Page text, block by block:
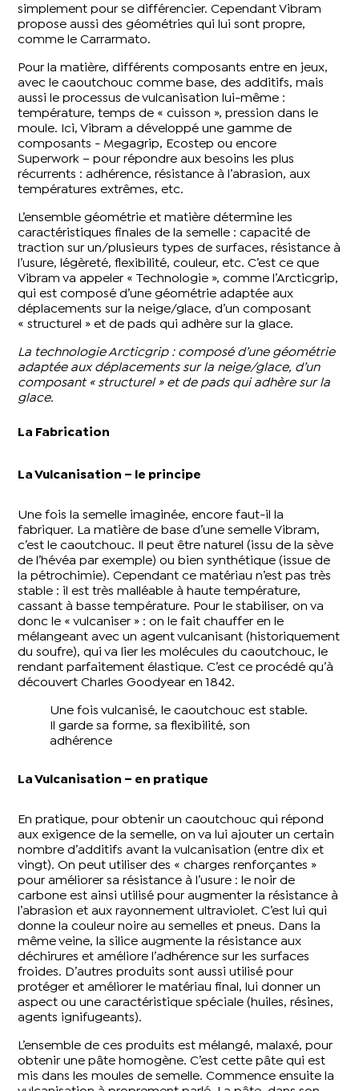
simplement pour se différencier. Cependant Vibram
propose aussi des géométries qui lui sont propre,
comme le Carrarmato.
Pour la matière, différents composants entre en jeux,
avec le caoutchouc comme base, des additifs, mais
aussi le processus de vulcanisation lui-même :
température, temps de « cuisson », pression dans le
moule. Ici, Vibram a développé une gamme de
composants - Megagrip, Ecostep ou encore
Superwork – pour répondre aux besoins les plus
récurrents : adhérence, résistance à l’abrasion, aux
températures extrêmes, etc.
L’ensemble géométrie et matière détermine les
caractéristiques finales de la semelle : capacité de
traction sur un/plusieurs types de surfaces, résistance à
l’usure, légèreté, flexibilité, couleur, etc. C’est ce que
Vibram va appeler « Technologie », comme l’Arcticgrip,
qui est composé d’une géométrie adaptée aux
déplacements sur la neige/glace, d’un composant
« structurel » et de pads qui adhère sur la glace.
La technologie Arcticgrip : composé d’une géométrie
adaptée aux déplacements sur la neige/glace, d’un
composant « structurel » et de pads qui adhère sur la
glace.
La Fabrication
La Vulcanisation – le principe
Une fois la semelle imaginée, encore faut-il la
fabriquer. La matière de base d’une semelle Vibram,
c’est le caoutchouc. Il peut être naturel (issu de la sève
de l’hévéa par exemple) ou bien synthétique (issue de
la pétrochimie). Cependant ce matériau n’est pas très
stable : il est très malléable à haute température,
cassant à basse température. Pour le stabiliser, on va
donc le « vulcaniser » : on le fait chauffer en le
mélangeant avec un agent vulcanisant (historiquement
du soufre), qui va lier les molécules du caoutchouc, le
rendant parfaitement élastique. C’est ce procédé qu’à
découvert Charles Goodyear en 1842.
Une fois vulcanisé, le caoutchouc est stable.
Il garde sa forme, sa flexibilité, son
adhérence
La Vulcanisation – en pratique
En pratique, pour obtenir un caoutchouc qui répond
aux exigence de la semelle, on va lui ajouter un certain
nombre d’additifs avant la vulcanisation (entre dix et
vingt). On peut utiliser des « charges renforçantes »
pour améliorer sa résistance à l’usure : le noir de
carbone est ainsi utilisé pour augmenter la résistance à
l’abrasion et aux rayonnement ultraviolet. C’est lui qui
donne la couleur noire au semelles et pneus. Dans la
même veine, la silice augmente la résistance aux
déchirures et améliore l’adhérence sur les surfaces
froides. D’autres produits sont aussi utilisé pour
protéger et améliorer le matériau final, lui donner un
aspect ou une caractéristique spéciale (huiles, résines,
agents ignifugeants).
L’ensemble de ces produits est mélangé, malaxé, pour
obtenir une pâte homogène. C’est cette pâte qui est
mis dans les moules de semelle. Commence ensuite la